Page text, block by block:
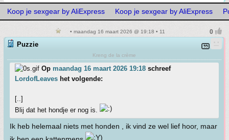
Koop je sexgear by AliExpress Koop je sexgear by AliExpress
• maandag 16 maart 2026 @ 19:18 • 11
Puzzie
Kreng de la crème
Op maandag 16 maart 2026 19:18 schreef
LordofLeaves het volgende:
[..]
Blij dat het hondje er nog is.
Ik heb helemaal niets met honden , ik vind ze wel lief hoor, maar